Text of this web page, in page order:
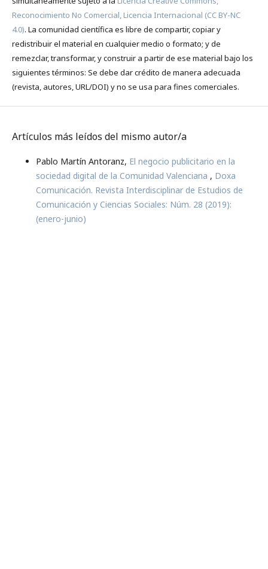
Reconocimiento No Comercial, Licencia Internacional (CC BY-NC
4.0). La comunidad científica es libre de compartir, copiar y
redistribuir el material en cualquier medio o formato; y de
remezclar, transformar, y construir a partir de ese material bajo los
siguientes términos: Se debe dar crédito de manera adecuada
(revista, autores, URL/DOI) y no se usa para fines comerciales.
Artículos más leídos del mismo autor/a
Pablo Martín Antoranz, El negocio publicitario en la
sociedad digital de la Comunidad Valenciana , Doxa
Comunicación. Revista Interdisciplinar de Estudios de
Comunicación y Ciencias Sociales: Núm. 28 (2019):
(enero-junio)